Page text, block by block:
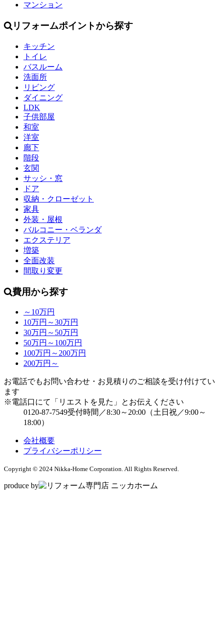
マンション
リフォームポイントから探す
キッチン
トイレ
バスルーム
洗面所
リビング
ダイニング
LDK
子供部屋
和室
洋室
廊下
階段
玄関
サッシ・窓
ドア
収納・クローゼット
家具
外装・屋根
バルコニー・ベランダ
エクステリア
増築
全面改装
間取り変更
費用から探す
～10万円
10万円～30万円
30万円～50万円
50万円～100万円
100万円～200万円
200万円～
お電話でもお問い合わせ・お見積りのご相談を受け付けてい
ます
※電話口にて「リエストを見た」とお伝えください
0120-87-7549受付時間／8:30～20:00（土日祝／9:00～
18:00）
会社概要
プライバシーポリシー
Copyright © 2024 Nikka-Home Corporation. All Rights Reserved.
produce by